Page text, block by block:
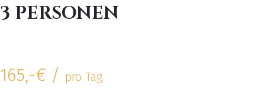
3 PERSONEN
165,-€ / pro Tag